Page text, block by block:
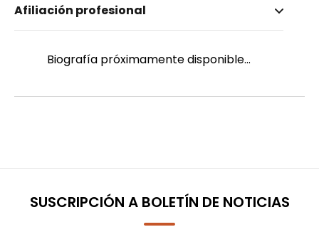
Padilla Ayoví, Isabel
Femenino
Afiliación profesional
Biografía próximamente disponible...
SUSCRIPCIÓN A BOLETÍN DE NOTICIAS